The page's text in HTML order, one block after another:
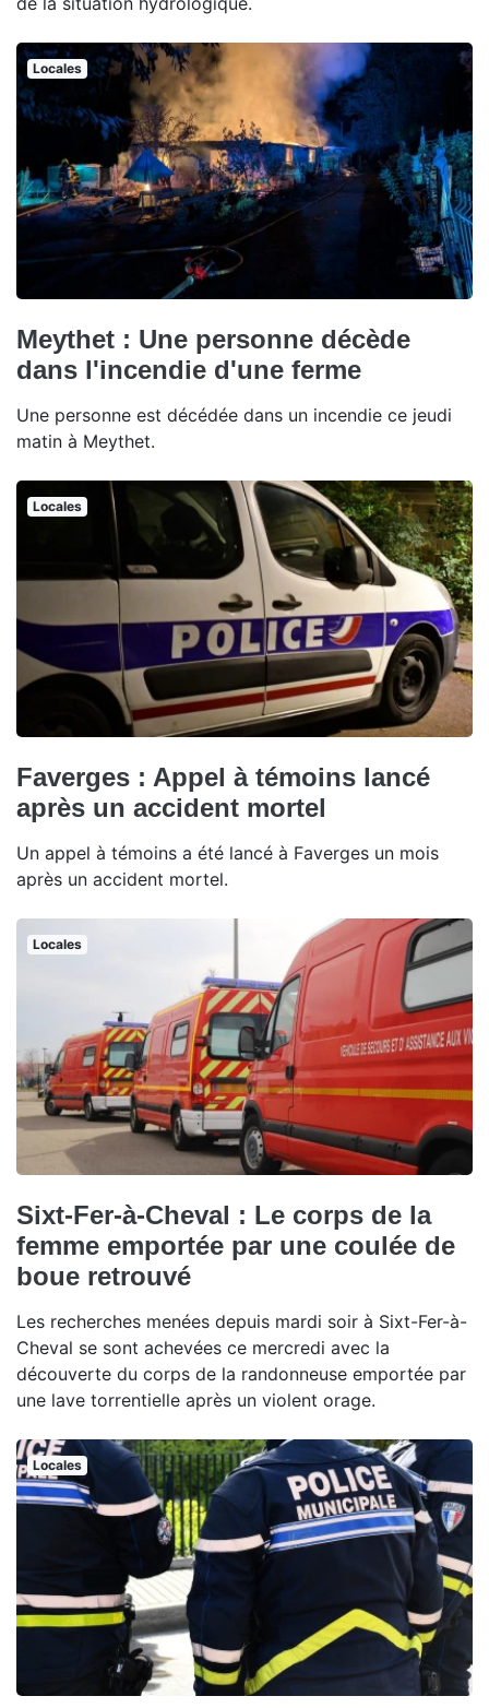
Locales
Meythet : Une personne décède
dans l'incendie d'une ferme
Une personne est décédée dans un incendie ce jeudi
matin à Meythet.
Locales
Faverges : Appel à témoins lancé
après un accident mortel
Un appel à témoins a été lancé à Faverges un mois
après un accident mortel.
Locales
Sixt-Fer-à-Cheval : Le corps de la
femme emportée par une coulée de
boue retrouvé
Les recherches menées depuis mardi soir à Sixt-Fer-à-
Cheval se sont achevées ce mercredi avec la
découverte du corps de la randonneuse emportée par
une lave torrentielle après un violent orage.
Locales